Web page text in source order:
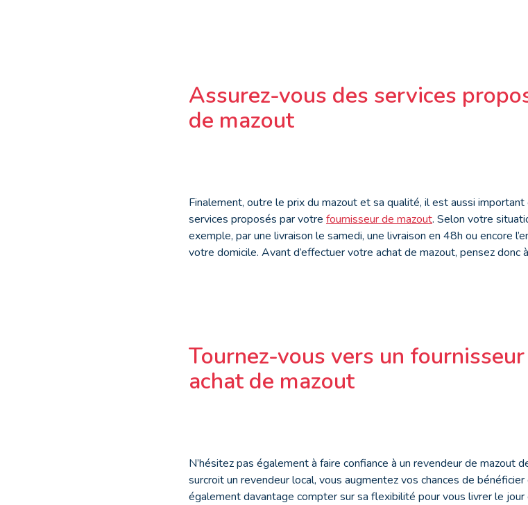
Assurez-vous des services
de mazout
Finalement, outre le prix du mazout et sa qualité, il est aussi
services proposés par votre fournisseur de mazout. Selon votre
exemple, par une livraison le samedi, une livraison en 48h ou encore
votre domicile. Avant d’effectuer votre achat de mazout, pensez donc
Tournez-vous vers un
achat de mazout
N’hésitez pas également à faire confiance à un revendeur de mazout
surcroit un revendeur local, vous augmentez vos chances de bénéficier
également davantage compter sur sa flexibilité pour vous livrer le jour